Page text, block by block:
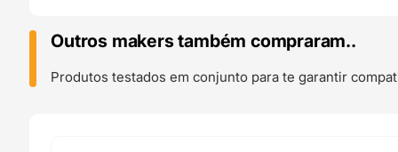
BLUE
L
1kg
Outros makers também compraram..
Produtos testados em conjunto para te garantir